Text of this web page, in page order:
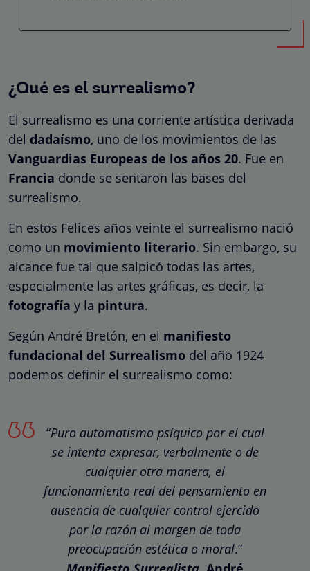
¿Qué es el surrealismo?
El surrealismo es una corriente artística derivada
del dadaísmo, uno de los movimientos de las
Vanguardias Europeas de los años 20. Fue en
Francia donde se sentaron las bases del
surrealismo.
En estos Felices años veinte el surrealismo nació
como un movimiento literario. Sin embargo, su
alcance fue tal que salpicó todas las artes,
especialmente las artes gráficas, es decir, la
fotografía y la pintura.
Según André Bretón, en el manifiesto
fundacional del Surrealismo del año 1924
podemos definir el surrealismo como:
“Puro automatismo psíquico por el cual
se intenta expresar, verbalmente o de
cualquier otra manera, el
funcionamiento real del pensamiento en
ausencia de cualquier control ejercido
por la razón al margen de toda
preocupación estética o moral.”